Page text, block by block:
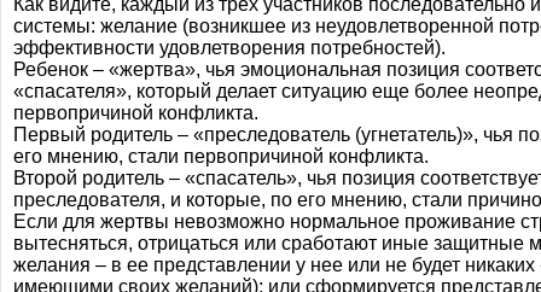
системы: желание (возникшее из неудовлетворенной
эффективности удовлетворения потребностей).
Ребенок – «жертва», чья эмоциональная позиция
«спасателя», который делает ситуацию еще более
первопричиной конфликта.
Первый родитель – «преследователь (угнетатель)», чья
его мнению, стали первопричиной конфликта.
Второй родитель – «спасатель», чья позиция
преследователя, и которые, по его мнению, стали
Если для жертвы невозможно нормальное проживание
вытесняться, отрицаться или сработают иные защитные
желания – в ее представлении у нее или не будет
имеющими своих желаний); или сформируется